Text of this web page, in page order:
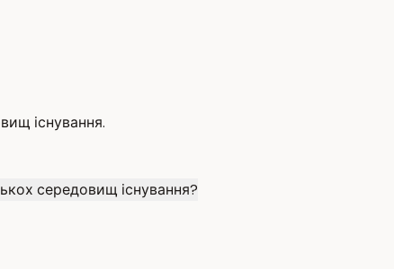
існування.
середовищ існування?